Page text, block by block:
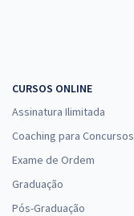
CURSOS ONLINE
Assinatura Ilimitada
Coaching para Concursos
Exame de Ordem
Graduação
Pós-Graduação